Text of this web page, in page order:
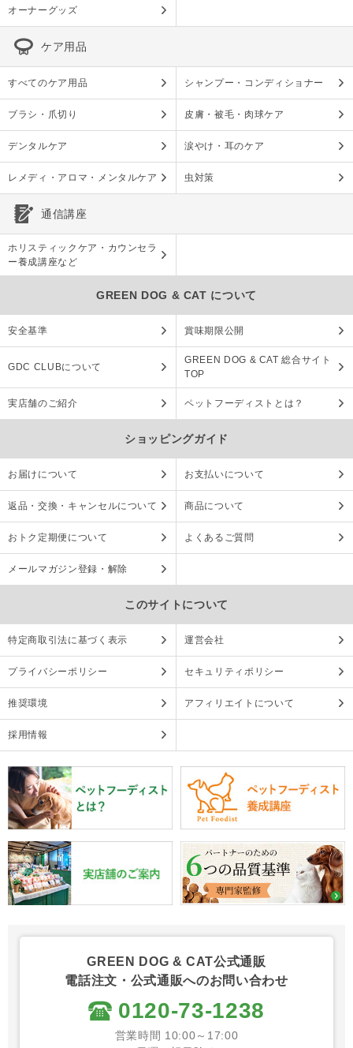
オーナーグッズ
ケア用品
すべてのケア用品 シャンプー・コンディショナー
ブラシ・爪切り 皮膚・被毛・肉球ケア
デンタルケア 涙やけ・耳のケア
レメディ・アロマ・メンタルケア 虫対策
通信講座
ホリスティックケア・カウンセラ
ー養成講座など
GREEN DOG & CAT について
安全基準 賞味期限公開
GDC CLUBについて
GREEN DOG & CAT 総合サイト
TOP
実店舗のご紹介 ペットフーディストとは？
ショッピングガイド
お届けについて お支払いについて
返品・交換・キャンセルについて 商品について
おトク定期便について よくあるご質問
メールマガジン登録・解除
このサイトについて
特定商取引法に基づく表示 運営会社
プライバシーポリシー セキュリティポリシー
推奨環境 アフィリエイトについて
採用情報
GREEN DOG & CAT公式通販
電話注文・公式通販へのお問い合わせ
0120-73-1238
営業時間 10:00～17:00